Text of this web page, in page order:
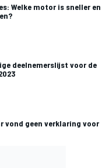
Welke motor is sneller en
deelnemerslijst voor de
vond geen verklaring voor